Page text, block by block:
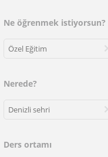
Ne öğrenmek istiyorsun?
Nerede?
Ders ortamı